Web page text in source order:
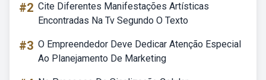
#2 Cite Diferentes Manifestações Artísticas
Encontradas Na Tv Segundo O Texto
#3 O Empreendedor Deve Dedicar Atenção Especial
Ao Planejamento De Marketing